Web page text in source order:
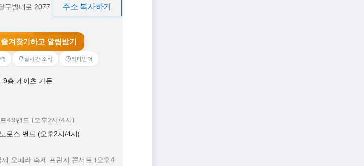
구벌대로 2077 주소 복사하기
즐겨찾기하고 알림받기
실시간 소식 리마인더
9층 게이츠 가든
49밴드 (오후2시/4시)
로스 밴드 (오후2시/4시)
제 오페라 축제 프린지 콘서트 (오후4